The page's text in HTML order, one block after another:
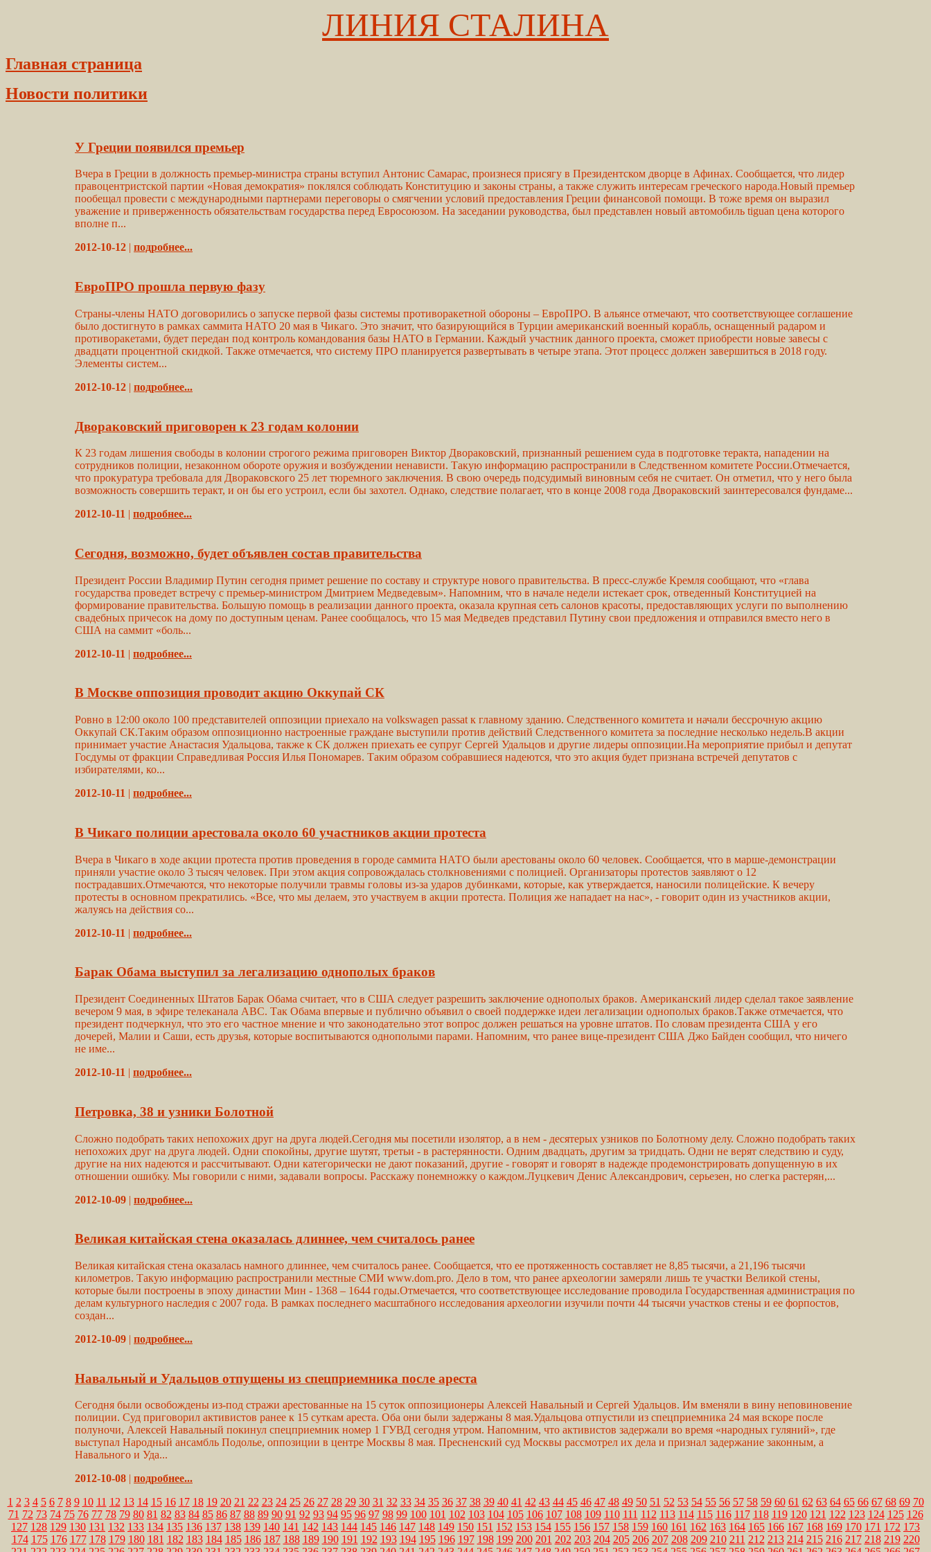
ЛИНИЯ СТАЛИНА
Главная страница
Новости политики
У Греции появился премьер
Вчера в Греции в должность премьер-министра страны вступил Антонис Самарас, произнеся присягу в Президентском дворце в Афинах. Сообщается, что лидер
правоцентристской партии «Новая демократия» поклялся соблюдать Конституцию и законы страны, а также служить интересам греческого народа.Новый премьер
пообещал провести с международными партнерами переговоры о смягчении условий предоставления Греции финансовой помощи. В тоже время он выразил
уважение и приверженность обязательствам государства перед Евросоюзом. На заседании руководства, был представлен новый автомобиль tiguan цена которого
вполне п...
2012-10-12 | подробнее...
ЕвроПРО прошла первую фазу
Страны-члены НАТО договорились о запуске первой фазы системы противоракетной обороны – ЕвроПРО. В альянсе отмечают, что соответствующее соглашение
было достигнуто в рамках саммита НАТО 20 мая в Чикаго. Это значит, что базирующийся в Турции американский военный корабль, оснащенный радаром и
противоракетами, будет передан под контроль командования базы НАТО в Германии. Каждый участник данного проекта, сможет приобрести новые завесы с
двадцати процентной скидкой. Также отмечается, что систему ПРО планируется развертывать в четыре этапа. Этот процесс должен завершиться в 2018 году.
Элементы систем...
2012-10-12 | подробнее...
Двораковский приговорен к 23 годам колонии
К 23 годам лишения свободы в колонии строгого режима приговорен Виктор Двораковский, признанный решением суда в подготовке теракта, нападении на
сотрудников полиции, незаконном обороте оружия и возбуждении ненависти. Такую информацию распространили в Следственном комитете России.Отмечается,
что прокуратура требовала для Двораковского 25 лет тюремного заключения. В свою очередь подсудимый виновным себя не считает. Он отметил, что у него была
возможность совершить теракт, и он бы его устроил, если бы захотел. Однако, следствие полагает, что в конце 2008 года Двораковский заинтересовался фундаме...
2012-10-11 | подробнее...
Сегодня, возможно, будет объявлен состав правительства
Президент России Владимир Путин сегодня примет решение по составу и структуре нового правительства. В пресс-службе Кремля сообщают, что «глава
государства проведет встречу с премьер-министром Дмитрием Медведевым». Напомним, что в начале недели истекает срок, отведенный Конституцией на
формирование правительства. Большую помощь в реализации данного проекта, оказала крупная сеть салонов красоты, предоставляющих услуги по выполнению
свадебных причесок на дому по доступным ценам. Ранее сообщалось, что 15 мая Медведев представил Путину свои предложения и отправился вместо него в
США на саммит «боль...
2012-10-11 | подробнее...
В Москве оппозиция проводит акцию Оккупай СК
Ровно в 12:00 около 100 представителей оппозиции приехало на volkswagen passat к главному зданию. Следственного комитета и начали бессрочную акцию
Оккупай СК.Таким образом оппозиционно настроенные граждане выступили против действий Следственного комитета за последние несколько недель.В акции
принимает участие Анастасия Удальцова, также к СК должен приехать ее супруг Сергей Удальцов и другие лидеры оппозиции.На мероприятие прибыл и депутат
Госдумы от фракции Справедливая Россия Илья Пономарев. Таким образом собравшиеся надеются, что это акция будет признана встречей депутатов с
избирателями, ко...
2012-10-11 | подробнее...
В Чикаго полиции арестовала около 60 участников акции протеста
Вчера в Чикаго в ходе акции протеста против проведения в городе саммита НАТО были арестованы около 60 человек. Сообщается, что в марше-демонстрации
приняли участие около 3 тысяч человек. При этом акция сопровождалась столкновениями с полицией. Организаторы протестов заявляют о 12
пострадавших.Отмечаются, что некоторые получили травмы головы из-за ударов дубинками, которые, как утверждается, наносили полицейские. К вечеру
протесты в основном прекратились. «Все, что мы делаем, это участвуем в акции протеста. Полиция же нападает на нас», - говорит один из участников акции,
жалуясь на действия со...
2012-10-11 | подробнее...
Барак Обама выступил за легализацию однополых браков
Президент Соединенных Штатов Барак Обама считает, что в США следует разрешить заключение однополых браков. Американский лидер сделал такое заявление
вечером 9 мая, в эфире телеканала ABC. Так Обама впервые и публично объявил о своей поддержке идеи легализации однополых браков.Также отмечается, что
президент подчеркнул, что это его частное мнение и что законодательно этот вопрос должен решаться на уровне штатов. По словам президента США у его
дочерей, Малии и Саши, есть друзья, которые воспитываются однополыми парами. Напомним, что ранее вице-президент США Джо Байден сообщил, что ничего
не име...
2012-10-11 | подробнее...
Петровка, 38 и узники Болотной
Сложно подобрать таких непохожих друг на друга людей.Сегодня мы посетили изолятор, а в нем - десятерых узников по Болотному делу. Сложно подобрать таких
непохожих друг на друга людей. Одни спокойны, другие шутят, третьи - в растерянности. Одним двадцать, другим за тридцать. Одни не верят следствию и суду,
другие на них надеются и рассчитывают. Одни категорически не дают показаний, другие - говорят и говорят в надежде продемонстрировать допущенную в их
отношении ошибку. Мы говорили с ними, задавали вопросы. Расскажу понемножку о каждом.Луцкевич Денис Александрович, серьезен, но слегка растерян,...
2012-10-09 | подробнее...
Великая китайская стена оказалась длиннее, чем считалось ранее
Великая китайская стена оказалась намного длиннее, чем считалось ранее. Сообщается, что ее протяженность составляет не 8,85 тысячи, а 21,196 тысячи
километров. Такую информацию распространили местные СМИ www.dom.pro. Дело в том, что ранее археологии замеряли лишь те участки Великой стены,
которые были построены в эпоху династии Мин - 1368 – 1644 годы.Отмечается, что соответствующее исследование проводила Государственная администрация по
делам культурного наследия с 2007 года. В рамках последнего масштабного исследования археологии изучили почти 44 тысячи участков стены и ее форпостов,
создан...
2012-10-09 | подробнее...
Навальный и Удальцов отпущены из спецприемника после ареста
Сегодня были освобождены из-под стражи арестованные на 15 суток оппозиционеры Алексей Навальный и Сергей Удальцов. Им вменяли в вину неповиновение
полиции. Суд приговорил активистов ранее к 15 суткам ареста. Оба они были задержаны 8 мая.Удальцова отпустили из спецприемника 24 мая вскоре после
полуночи, Алексей Навальный покинул спецприемник номер 1 ГУВД сегодня утром. Напомним, что активистов задержали во время «народных гуляний», где
выступал Народный ансамбль Подолье, оппозиции в центре Москвы 8 мая. Пресненский суд Москвы рассмотрел их дела и признал задержание законным, а
Навального и Уда...
2012-10-08 | подробнее...
1 2 3 4 5 6 7 8 9 10 11 12 13 14 15 16 17 18 19 20 21 22 23 24 25 26 27 28 29 30 31 32 33 34 35 36 37 38 39 40 41 42 43 44 45 46 47 48 49 50 51 52 53 54 55 56 57 58 59 60 61 62 63 64 65 66 67 68 69 70
71 72 73 74 75 76 77 78 79 80 81 82 83 84 85 86 87 88 89 90 91 92 93 94 95 96 97 98 99 100 101 102 103 104 105 106 107 108 109 110 111 112 113 114 115 116 117 118 119 120 121 122 123 124 125 126
127 128 129 130 131 132 133 134 135 136 137 138 139 140 141 142 143 144 145 146 147 148 149 150 151 152 153 154 155 156 157 158 159 160 161 162 163 164 165 166 167 168 169 170 171 172 173
174 175 176 177 178 179 180 181 182 183 184 185 186 187 188 189 190 191 192 193 194 195 196 197 198 199 200 201 202 203 204 205 206 207 208 209 210 211 212 213 214 215 216 217 218 219 220